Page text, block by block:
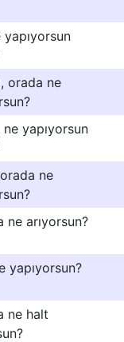
yapıyorsun
orada ne
ne yapıyorsun
ne
ne arıyorsun?
yapıyorsun?
ne halt